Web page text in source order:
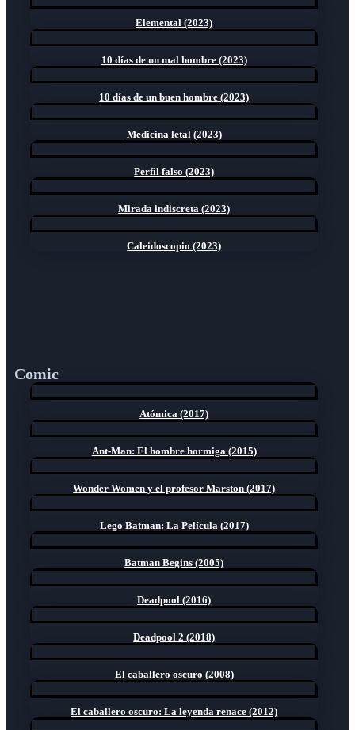
Elemental (2023)
10 días de un mal hombre (2023)
10 días de un buen hombre (2023)
Medicina letal (2023)
Perfil falso (2023)
Mirada indiscreta (2023)
Caleidoscopio (2023)
Comic
Atómica (2017)
Ant-Man: El hombre hormiga (2015)
Wonder Women y el profesor Marston (2017)
Lego Batman: La Película (2017)
Batman Begins (2005)
Deadpool (2016)
Deadpool 2 (2018)
El caballero oscuro (2008)
El caballero oscuro: La leyenda renace (2012)